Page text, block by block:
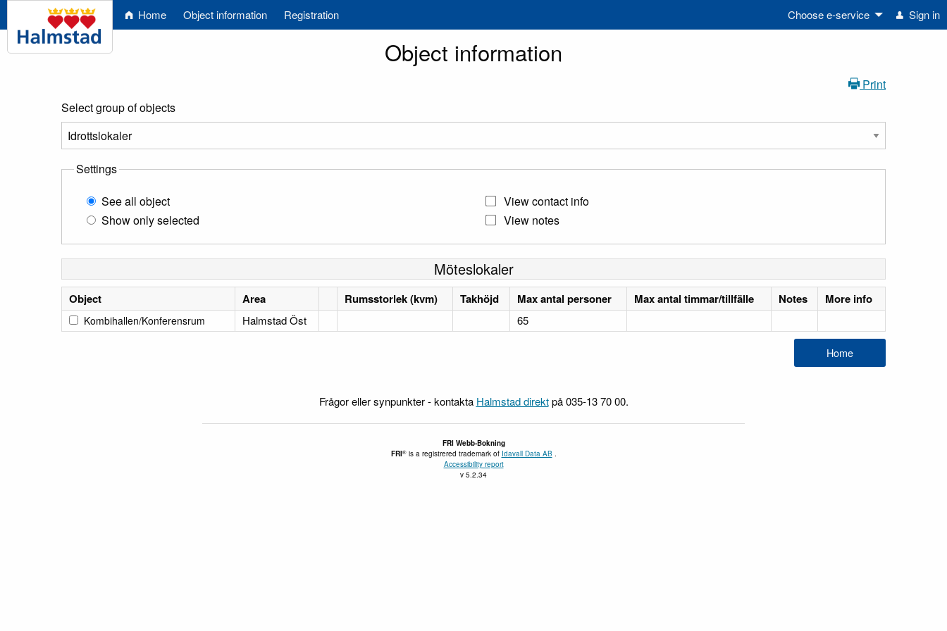
Home Object information Registration Choose e-service Sign in
Object information
Print
Select group of objects
Settings
See all object
Show only selected
View contact info
View notes
Möteslokaler
Object Area Rumsstorlek (kvm) Takhöjd Max antal personer Max antal timmar/tillfälle Notes More info
Kombihallen/Konferensrum Halmstad Öst 65
Frågor eller synpunkter - kontakta Halmstad direktpå 035-13 70 00.
FRI Webb-Bokning
FRI® is a registrered trademark of Idavall Data AB .
Accessibility report
v 5.2.34